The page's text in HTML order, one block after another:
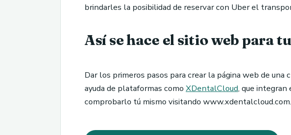
brindarles la posibilidad de reservar con Uber el
Así se hace el sitio web para
Dar los primeros pasos para crear la página web de
ayuda de plataformas como XDentalCloud, que
comprobarlo tú mismo visitando www.xdentalcloud.com.